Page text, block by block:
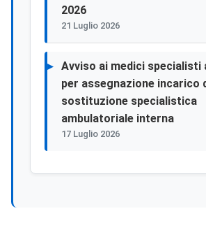
2026
21 Luglio 2026
Avviso ai medici specialisti
per assegnazione incarico
sostituzione specialistica
ambulatoriale interna
17 Luglio 2026